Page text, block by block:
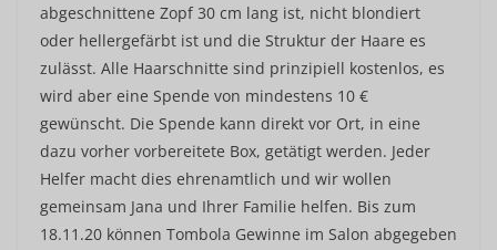
abgeschnittene Zopf 30 cm lang ist, nicht blondiert
oder hellergefärbt ist und die Struktur der Haare es
zulässt. Alle Haarschnitte sind prinzipiell kostenlos, es
wird aber eine Spende von mindestens 10 €
gewünscht. Die Spende kann direkt vor Ort, in eine
dazu vorher vorbereitete Box, getätigt werden. Jeder
Helfer macht dies ehrenamtlich und wir wollen
gemeinsam Jana und Ihrer Familie helfen. Bis zum
18.11.20 können Tombola Gewinne im Salon abgegeben